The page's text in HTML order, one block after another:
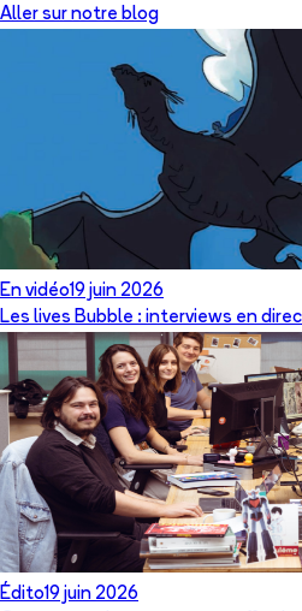
Aller sur notre blog
En vidéo19 juin 2026
Les lives Bubble : interviews en
Édito19 juin 2026